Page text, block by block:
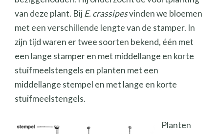
van deze plant. Bij E. crassipesvinden we bloemen
met een verschillende lengte van de stamper. In
zijn tijd waren er twee soorten bekend, één met
een lange stamper en met middellange en korte
stuifmeelstengels en planten met een
middellange stempel en met lange en korte
stuifmeelstengels.
Planten